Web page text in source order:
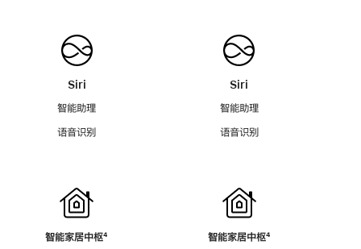
Siri
智能助理
语音识别
智能家居中枢脚
⁴
Siri
智能助理
语音识别
智能家居中枢脚
⁴